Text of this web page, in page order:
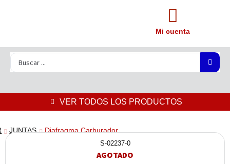
Mi cuenta
VER TODOS LOS PRODUCTOS
JUNTAS Diafragma Carburador
S-02237-0
AGOTADO